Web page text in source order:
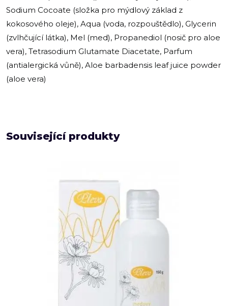
Sodium Cocoate (složka pro mýdlový základ z
kokosového oleje), Aqua (voda, rozpouštědlo), Glycerin
(zvlhčující látka), Mel (med), Propanediol (nosič pro aloe
vera), Tetrasodium Glutamate Diacetate, Parfum
(antialergická vůně), Aloe barbadensis leaf juice powder
(aloe vera)
Související produkty